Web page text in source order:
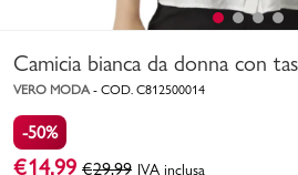
Camicia bianca da donna con
VERO MODA - COD. C812500014
-50%
€14,99 €29,99 IVA inclusa